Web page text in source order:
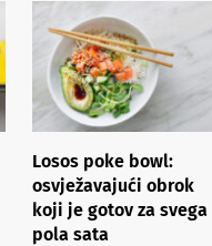
Losos poke bowl:
osvježavajući obrok
koji je gotov za svega
pola sata